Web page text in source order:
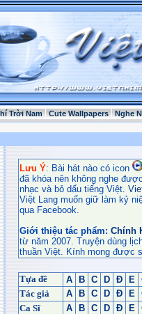
Trời Nam Cute Wallpapers Nghe
Lưu Ý: Bài hát nào có icon
đã khóa nên không nghe
nhạc và bỏ dấu tiếng Việt.
Việt Lang muốn giữ làm kỷ
qua Facebook.
Giới thiệu tác phẩm: Chính
từ năm 2007. Truyện dùng
thuần Việt. Kính mong được
Tựa đề A B C D Đ E
Tác giả
A B C D Đ E
Ca Sĩ
A B C D Đ E